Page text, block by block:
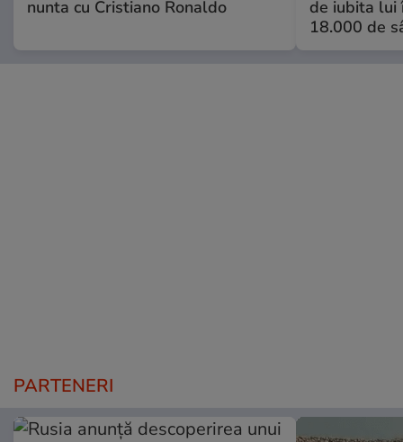
nunta cu Cristiano Ronaldo
de iubita lui
18.000 de
PARTENERI